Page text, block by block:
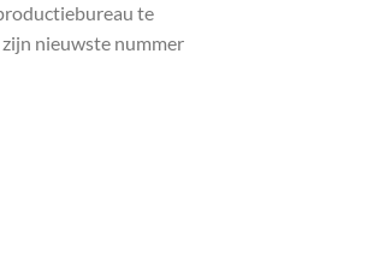
te
nieuwste nummer